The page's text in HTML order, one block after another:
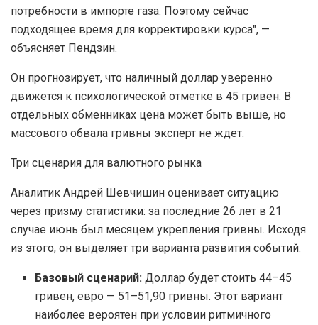
потребности в импорте газа. Поэтому сейчас
подходящее время для корректировки курса", —
объясняет Пендзин.
Он прогнозирует, что наличный доллар уверенно
движется к психологической отметке в 45 гривен. В
отдельных обменниках цена может быть выше, но
массового обвала гривны эксперт не ждет.
Три сценария для валютного рынка
Аналитик Андрей Шевчишин оценивает ситуацию
через призму статистики: за последние 26 лет в 21
случае июнь был месяцем укрепления гривны. Исходя
из этого, он выделяет три варианта развития событий:
Базовый сценарий: Доллар будет стоить 44–45
гривен, евро — 51–51,90 гривны. Этот вариант
наиболее вероятен при условии ритмичного